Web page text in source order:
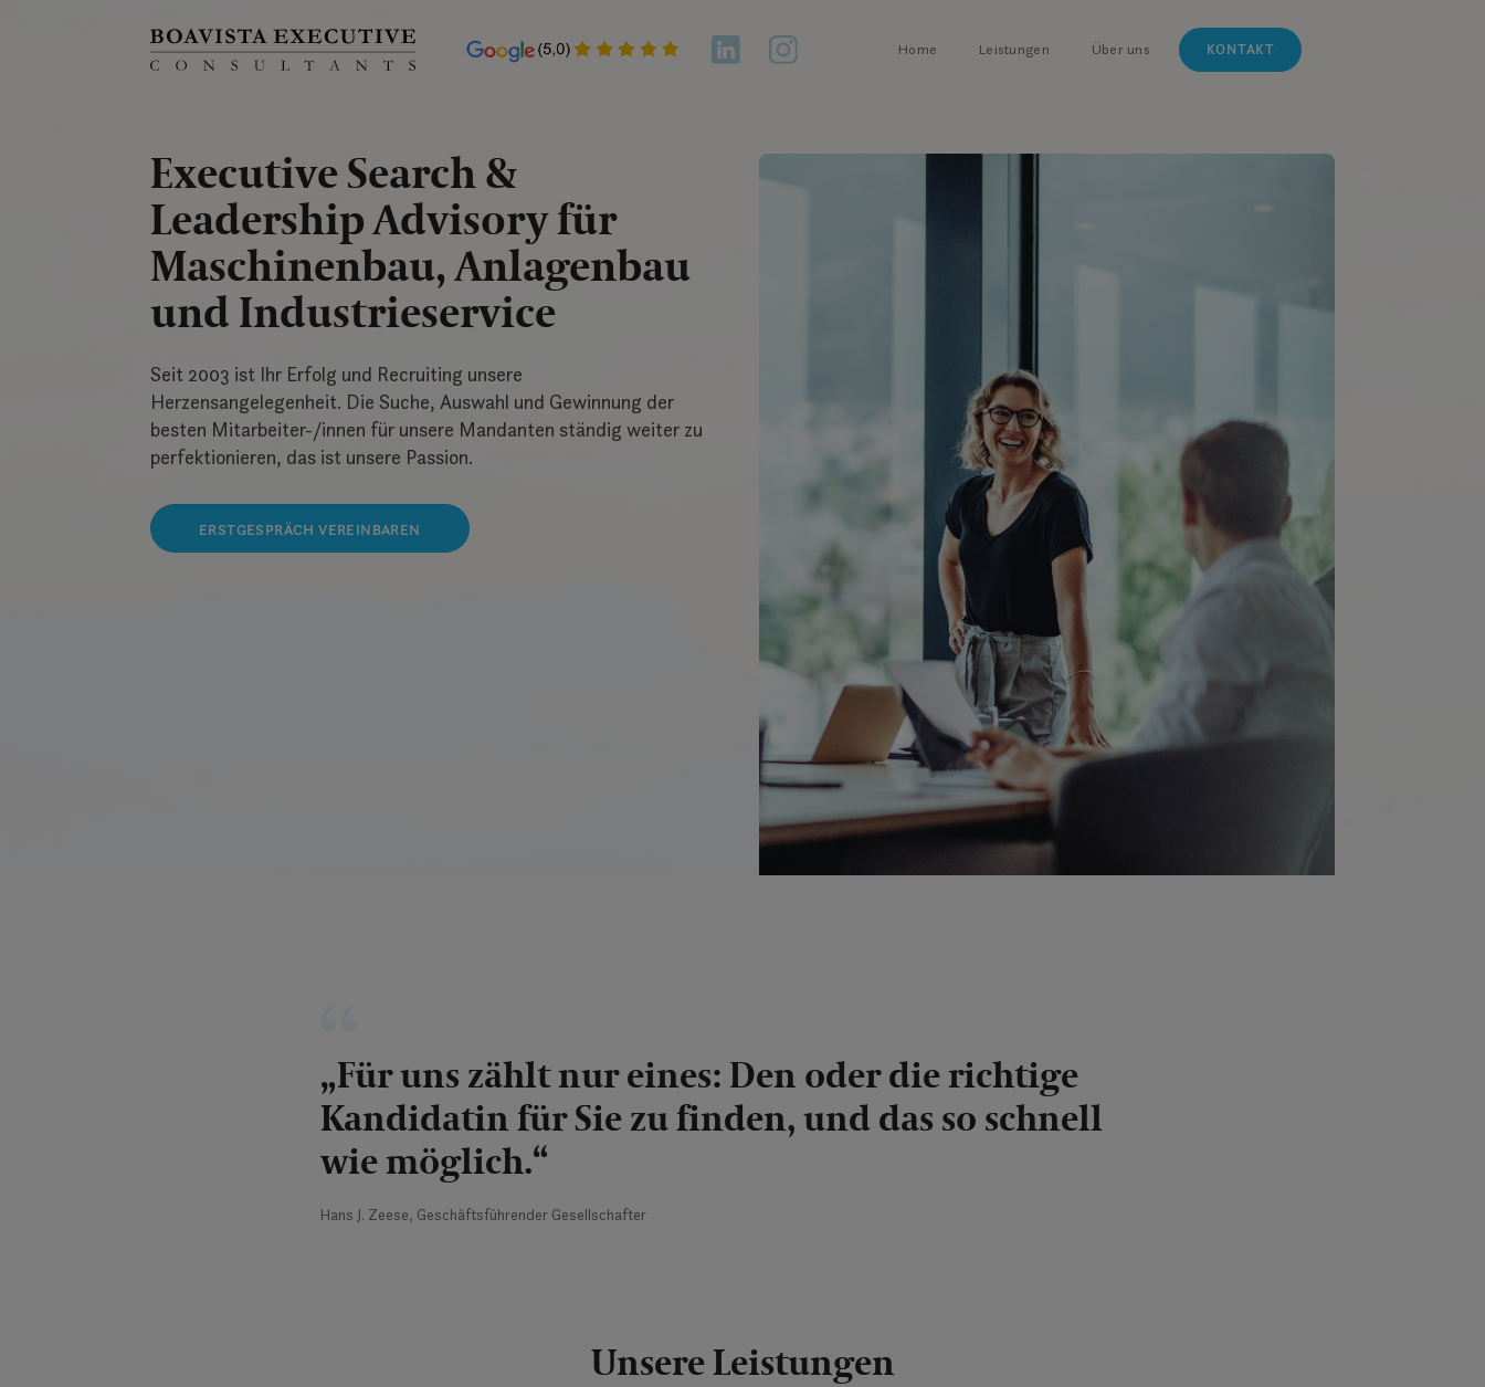
Home Leistungen Über uns KONTAKT
Executive Search &
Leadership Advisory für
Maschinenbau, Anlagenbau
und Industrieservice
Seit 2003 ist Ihr Erfolg und Recruiting unsere
Herzensangelegenheit. Die Suche, Auswahl und Gewinnung der
besten Mitarbeiter-/innen für unsere Mandanten ständig weiter zu
perfektionieren, das ist unsere Passion.
ERSTGESPRÄCH VEREINBAREN
„Für uns zählt nur eines: Den oder die richtige
Kandidatin für Sie zu finden, und das so schnell
wie möglich.“
Hans J. Zeese, Geschäftsführender Gesellschafter
Unsere Leistungen